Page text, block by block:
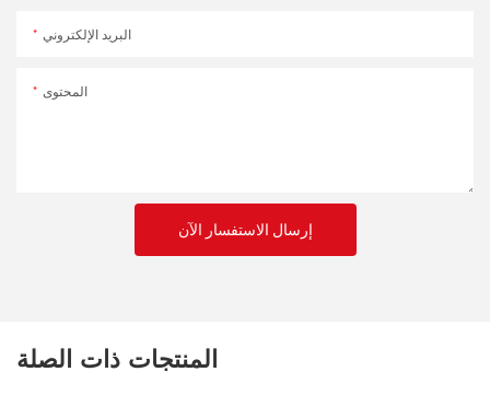
البريد الإلكتروني
المحتوى
إرسال الاستفسار الآن
المنتجات ذات الصلة